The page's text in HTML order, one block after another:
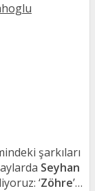
şarkıları
Seyhan
‘Zöhre’…